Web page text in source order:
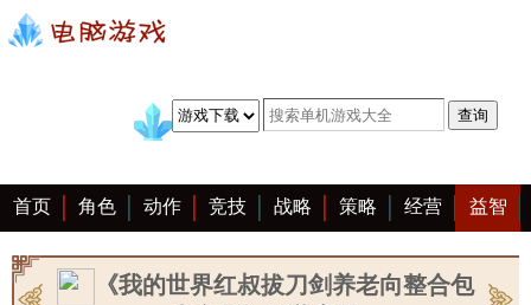
首页 角色 动作 竞技 战略 策略 经营 益智
冒险 棋牌 赛车 手游 恋爱 客户端 大全
《我的世界红叔拔刀剑养老向整合包